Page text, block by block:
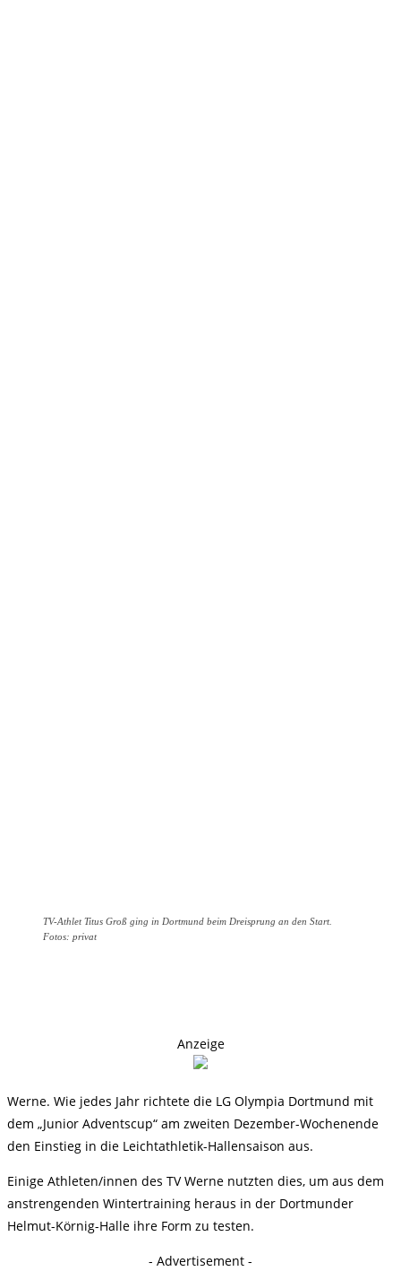
TV-Athlet Titus Groß ging in Dortmund beim Dreisprung an den Start.
Fotos: privat
Anzeige
Werne. Wie jedes Jahr richtete die LG Olympia Dortmund mit
dem „Junior Adventscup“ am zweiten Dezember-Wochenende
den Einstieg in die Leichtathletik-Hallensaison aus.
Einige Athleten/innen des TV Werne nutzten dies, um aus dem
anstrengenden Wintertraining heraus in der Dortmunder
Helmut-Körnig-Halle ihre Form zu testen.
- Advertisement -